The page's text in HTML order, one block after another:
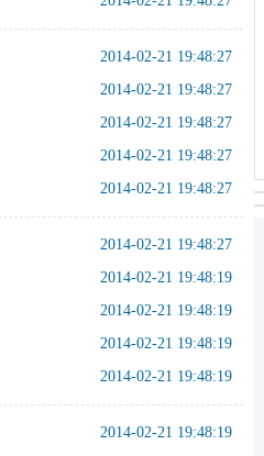
2014-02-21 19:48:27
2014-02-21 19:48:27
2014-02-21 19:48:27
2014-02-21 19:48:27
2014-02-21 19:48:27
2014-02-21 19:48:27
2014-02-21 19:48:19
2014-02-21 19:48:19
2014-02-21 19:48:19
2014-02-21 19:48:19
2014-02-21 19:48:19